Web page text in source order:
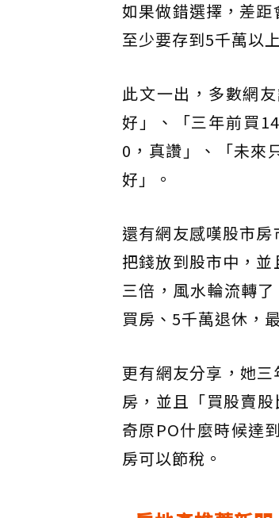
如果做錯選擇，差
至少要存到5千萬以
此文一出，多數網
好」、「三年前買
0，真讚」、「未來
好」。
還有網友感嘆股市
把錢放到股市中，
三倍，風水輪流轉
買房、5千萬退休，
更有網友分享，她
房，並且「買股賣
奇原PO什麼時候達
房可以節稅。